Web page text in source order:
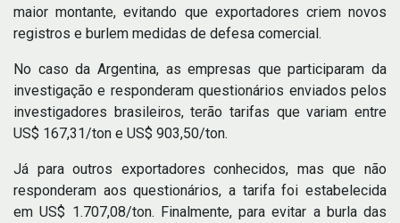
maior montante, evitando que exportadores criem novos
registros e burlem medidas de defesa comercial.
No caso da Argentina, as empresas que participaram da
investigação e responderam questionários enviados pelos
investigadores brasileiros, terão tarifas que variam entre
US$ 167,31/ton e US$ 903,50/ton.
Já para outros exportadores conhecidos, mas que não
responderam aos questionários, a tarifa foi estabelecida
em US$ 1.707,08/ton. Finalmente, para evitar a burla das